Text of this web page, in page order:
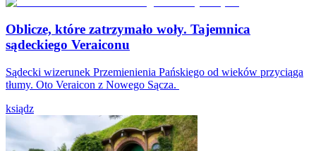
Oblicze, które zatrzymało woły. Tajemnica
sądeckiego Veraiconu
Sądecki wizerunek Przemienienia Pańskiego od wieków przyciąga
tłumy. Oto Veraicon z Nowego Sącza.
ksiądz